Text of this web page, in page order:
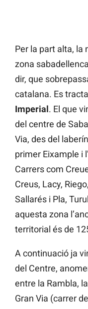
Per la part alta, la
zona
dir, que
catalana. Es
Imperial. El que
del centre de
Via, des del
primer Eixample i
Carrers com
Creus, Lacy,
Sallarés i Pla,
aquesta zona
territorial és de
A continuació ja
del Centre,
entre la Rambla,
Gran Via (carrer